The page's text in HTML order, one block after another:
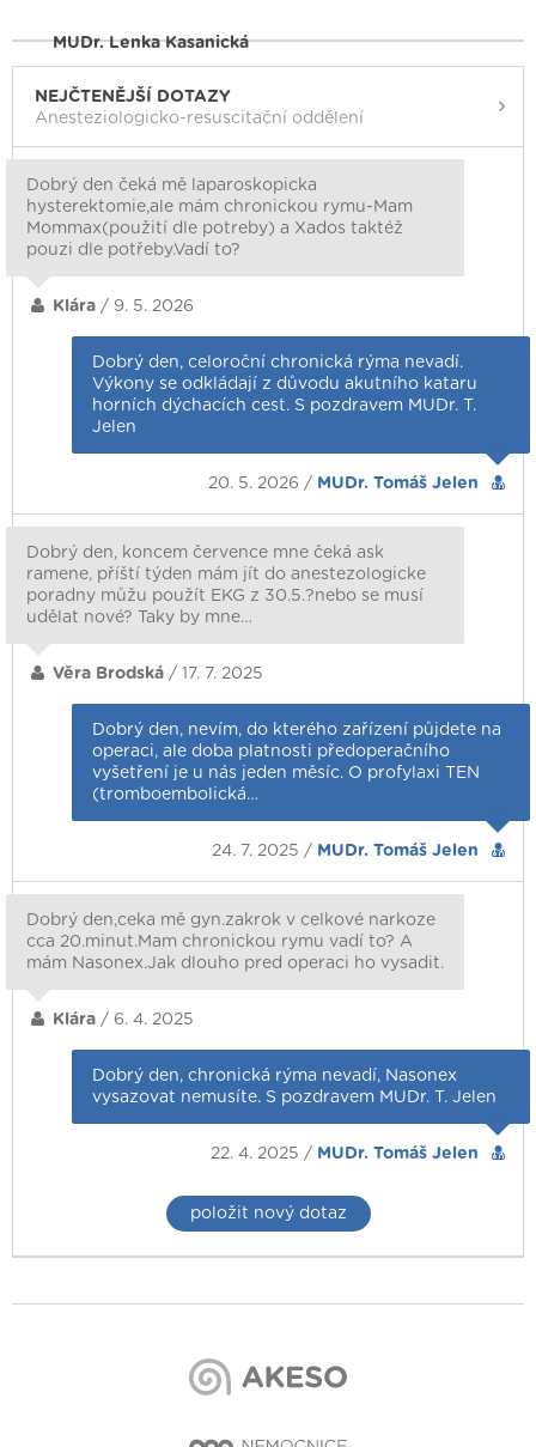
MUDr. Lenka Kasanická
NEJČTENĚJŠÍ DOTAZY
Anesteziologicko-resuscitační oddělení
Dobrý den čeká mě laparoskopicka
hysterektomie,ale mám chronickou rymu-Mam
Mommax(použití dle potreby) a Xados taktéž
pouzi dle potřeby.Vadí to?
Klára / 9. 5. 2026
Dobrý den, celoroční chronická rýma nevadí.
Výkony se odkládají z důvodu akutního kataru
horních dýchacích cest. S pozdravem MUDr. T.
Jelen
20. 5. 2026 / MUDr. Tomáš Jelen
Dobrý den, koncem července mne čeká ask
ramene, příští týden mám jít do anestezologicke
poradny můžu použít EKG z 30.5.?nebo se musí
udělat nové? Taky by mne…
Věra Brodská / 17. 7. 2025
Dobrý den, nevím, do kterého zařízení půjdete na
operaci, ale doba platnosti předoperačního
vyšetření je u nás jeden měsíc. O profylaxi TEN
(tromboembolická…
24. 7. 2025 / MUDr. Tomáš Jelen
Dobrý den,ceka mě gyn.zakrok v celkové narkoze
cca 20.minut.Mam chronickou rymu vadí to? A
mám Nasonex.Jak dlouho pred operaci ho vysadit.
Klára / 6. 4. 2025
Dobrý den, chronická rýma nevadí, Nasonex
vysazovat nemusíte. S pozdravem MUDr. T. Jelen
22. 4. 2025 / MUDr. Tomáš Jelen
položit nový dotaz